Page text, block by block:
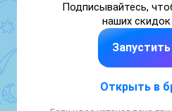
Подписывайтесь,
наших
Открыть в